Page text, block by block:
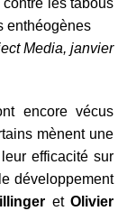
enthéogènes
Media, janvier
encore vécus
mènent une
efficacité sur
développement
et Olivier